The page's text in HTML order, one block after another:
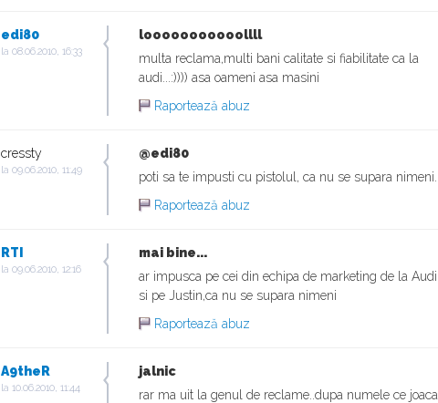
edi80
la 08.06.2010, 16:33
looooooooooollll
multa reclama,multi bani calitate si fiabilitate ca la
audi...:)))) asa oameni asa masini
Raportează abuz
cressty
la 09.06.2010, 11:49
@edi80
poti sa te impusti cu pistolul, ca nu se supara nimeni.
Raportează abuz
RTI
la 09.06.2010, 12:16
mai bine...
ar impusca pe cei din echipa de marketing de la Audi
si pe Justin,ca nu se supara nimeni
Raportează abuz
A9theR
la 10.06.2010, 11:44
jalnic
rar ma uit la genul de reclame..dupa numele ce joaca